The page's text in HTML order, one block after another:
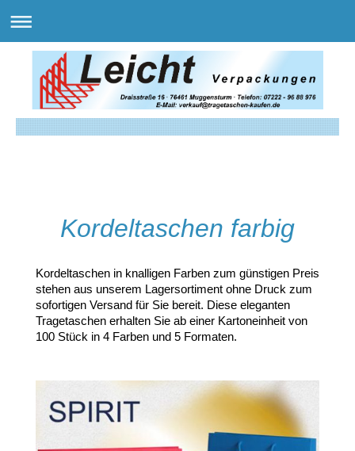
Kordeltaschen farbig
Kordeltaschen in knalligen Farben zum günstigen Preis
stehen aus unserem Lagersortiment ohne Druck zum
sofortigen Versand für Sie bereit. Diese eleganten
Tragetaschen erhalten Sie ab einer Kartoneinheit von
100 Stück in 4 Farben und 5 Formaten.